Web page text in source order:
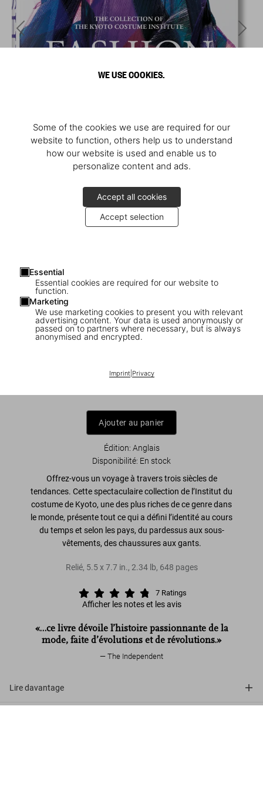
WE USE COOKIES.
Some of the cookies we use are required for our
website to function, others help us to understand
how our website is used and enable us to
personalize content and ads.
Accept all cookies
Accept selection
Essential
Essential cookies are required for our website to
function.
Marketing
We use marketing cookies to present you with relevant
advertising content. Your data is used anonymously or
passed on to partners where necessary, but is always
anonymised and encrypted.
Imprint| Privacy
1/ 8
Ajouter au panier
Édition: Anglais
Disponibilité: En stock
Offrez-vous un voyage à travers trois siècles de
tendances. Cette spectaculaire collection de l’Institut du
costume de Kyoto, une des plus riches de ce genre dans
le monde, présente tout ce qui a défini l’identité au cours
du temps et selon les pays, du pardessus aux sous-
vêtements, des chaussures aux gants.
Relié, 5.5x7.7 in., 2.34 lb, 648 pages
7 Ratings
Afficher les notes et les avis
«…ce livre dévoile l’histoire passionnante de la
mode, faite d’évolutions et de révolutions.»
The Independent
Lire davantage